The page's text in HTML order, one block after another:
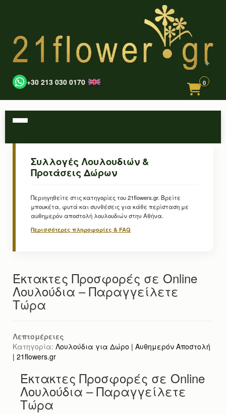
+30 213 030 0170 0
Συλλογές Λουλουδιών &
Προτάσεις Δώρων
Περιηγηθείτε στις κατηγορίες του 21flowers.gr. Βρείτε
μπουκέτα, φυτά και συνθέσεις για κάθε περίσταση με
αυθημερόν αποστολή λουλουδιών στην Αθήνα.
Περισσότερες πληροφορίες & FAQ
Έκτακτες Προσφορές σε Online
Λουλούδια – Παραγγείλετε
Τώρα
Λεπτομέρειες
Κατηγορία: Λουλούδια για Δώρο | Αυθημερόν Αποστολή
| 21flowers.gr
Έκτακτες Προσφορές σε Online
Λουλούδια – Παραγγείλετε
Τώρα